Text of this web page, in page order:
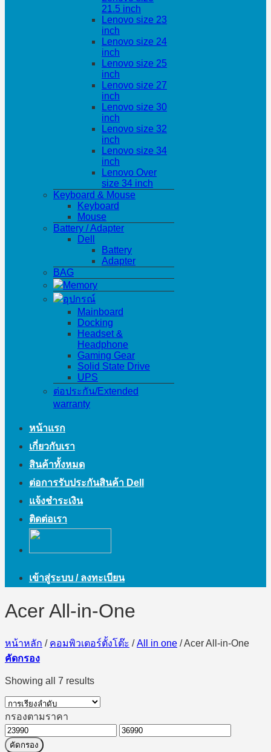
21.5 inch
Lenovo size 23
inch
Lenovo size 24
inch
Lenovo size 25
inch
Lenovo size 27
inch
Lenovo size 30
inch
Lenovo size 32
inch
Lenovo size 34
inch
Lenovo Over
size 34 inch
Keyboard & Mouse
Keyboard
Mouse
Battery / Adapter
Dell
Battery
Adapter
BAG
Memory
อุปกรณ์
Mainboard
Docking
Headset &
Headphone
Gaming Gear
Solid State Drive
UPS
ต่อประกัน/Extended
warranty
หน้าแรก
เกี่ยวกับเรา
สินค้าทั้งหมด
ต่อการรับประกันสินค้า Dell
แจ้งชำระเงิน
ติดต่อเรา
เข้าสู่ระบบ / ลงทะเบียน
Acer All-in-One
หน้าหลัก / คอมพิวเตอร์ตั้งโต๊ะ / All in one /Acer All-in-One
คัดกรอง
Showing all 7 results
กรองตามราคา
ราคา
ต่ำ
ราคา
คัดกรอง